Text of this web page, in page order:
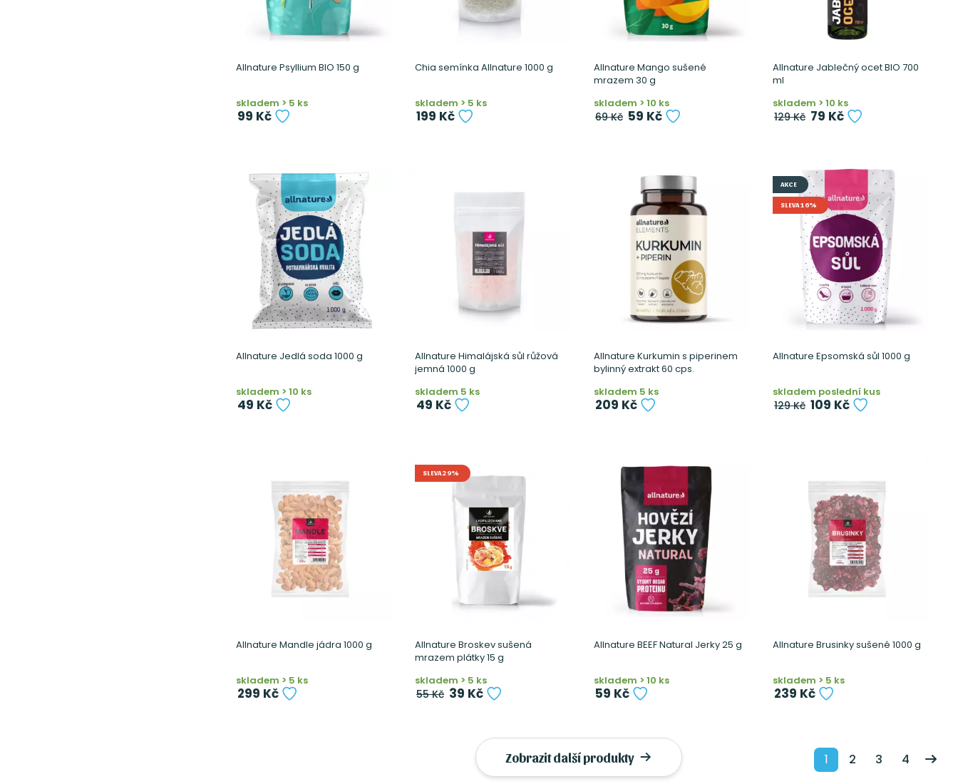
Allnature Psyllium BIO 150 g
skladem > 5 ks
99 Kč
Chia semínka Allnature 1000 g
skladem > 5 ks
199 Kč
Allnature Mango sušené
mrazem 30 g
skladem > 10 ks
69 Kč 59 Kč
Allnature Jablečný ocet BIO 700
ml
skladem > 10 ks
129 Kč 79 Kč
Allnature Jedlá soda 1000 g
skladem > 10 ks
49 Kč
Allnature Himalájská sůl růžová
jemná 1000 g
skladem 5 ks
49 Kč
Allnature Kurkumin s piperinem
bylinný extrakt 60 cps.
skladem 5 ks
209 Kč
AKCE
SLEVA 16%
Allnature Epsomská sůl 1000 g
skladem poslední kus
129 Kč 109 Kč
Allnature Mandle jádra 1000 g
skladem > 5 ks
299 Kč
SLEVA 29%
Allnature Broskev sušená
mrazem plátky 15 g
skladem > 5 ks
55 Kč 39 Kč
Allnature BEEF Natural Jerky 25 g
skladem > 10 ks
59 Kč
Allnature Brusinky sušené 1000 g
skladem > 5 ks
239 Kč
1 2 3 4
Zobrazit další produkty